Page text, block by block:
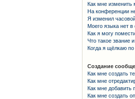
Как мне изменить
На конференции
Я изменил
Моего языка нет в
Как я могу
Что такое звание
Когда я щёлкаю
Создание
Как мне создать
Как мне
Как мне добавить
Как мне создать